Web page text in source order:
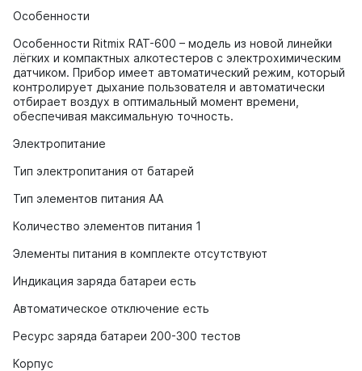
Особенности
Особенности Ritmix RAT-600 – модель из новой линейки
лёгких и компактных алкотестеров с электрохимическим
датчиком. Прибор имеет автоматический режим, который
контролирует дыхание пользователя и автоматически
отбирает воздух в оптимальный момент времени,
обеспечивая максимальную точность.
Электропитание
Тип электропитания от батарей
Тип элементов питания AA
Количество элементов питания 1
Элементы питания в комплекте отсутствуют
Индикация заряда батареи есть
Автоматическое отключение есть
Ресурс заряда батареи 200-300 тестов
Корпус